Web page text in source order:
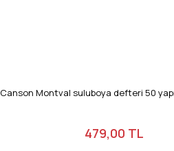
Canson Montval suluboya defteri 50
479,00 TL